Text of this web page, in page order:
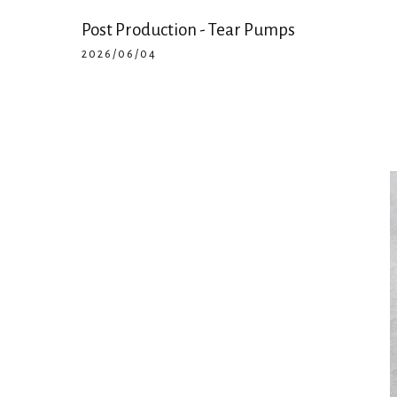
Post Production - Tear Pumps
2026/06/04